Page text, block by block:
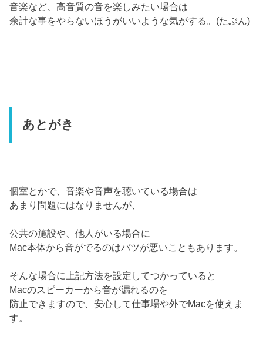
音楽など、高音質の音を楽しみたい場合は
余計な事をやらないほうがいいような気がする。(たぶん)
あとがき
個室とかで、音楽や音声を聴いている場合は
あまり問題にはなりませんが、
公共の施設や、他人がいる場合に
Mac本体から音がでるのはバツが悪いこともあります。
そんな場合に上記方法を設定してつかっていると
Macのスピーカーから音が漏れるのを
防止できますので、安心して仕事場や外でMacを使えま
す。